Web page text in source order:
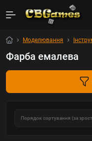
Моделювання
Фарба емалева